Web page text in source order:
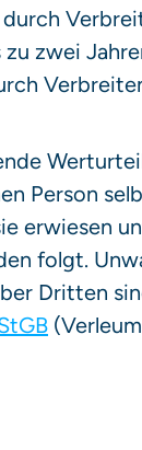
zwei
Person
erwiesen
folgt.
Dritten